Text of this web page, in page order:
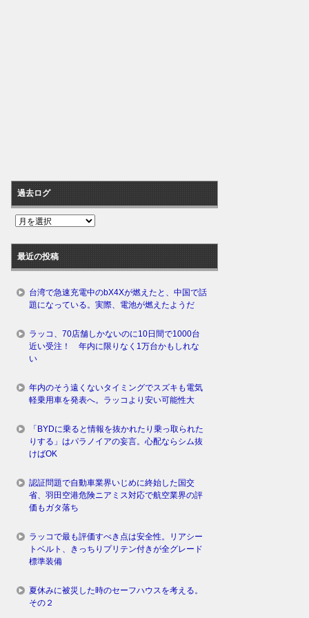
過去ログ
過
ロ
グ
最近の投稿
台湾で急速充電中のbX4Xが燃えたと、中国で話
題になっている。実際、電池が燃えたようだ
ラッコ、70店舗しかないのに10日間で1000台
近い受注！ 年内に限りなく1万台かもしれな
い
年内のそう遠くないタイミングでスズキも電気
軽乗用車を発表へ。ラッコより安い可能性大
「BYDに乗ると情報を抜かれたり乗っ取られた
りする」はパラノイアの妄言。心配ならシム抜
けばOK
認証問題で自動車業界いじめに終始した国交
省、羽田空港危険ニアミス対応で航空業界の評
価もガタ落ち
ラッコで最も評価すべき点は安全性。リアシー
トベルト、きっちりプリテン付きが全グレード
標準装備
夏休みに被災した時のセーフハウスを考える。
その２